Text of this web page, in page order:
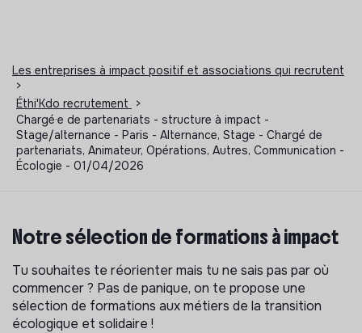
Les entreprises à impact positif et associations qui recrutent
>
Éthi'Kdo recrutement
>
Chargé·e de partenariats - structure à impact -
Stage/alternance - Paris - Alternance, Stage - Chargé de
partenariats, Animateur, Opérations, Autres, Communication -
Écologie - 01/04/2026
Notre sélection de formations à impact
Tu souhaites te réorienter mais tu ne sais pas par où
commencer ? Pas de panique, on te propose une
sélection de formations aux métiers de la transition
écologique et solidaire !